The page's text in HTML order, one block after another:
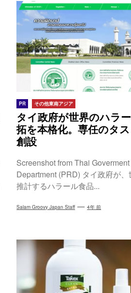
PR その他東南アジア
タイ政府が世界のハラ
拓を本格化。専任のタ
創設
Screenshot from Thai
Department (PRD) タイ政府が
推計するハラール食品...
Salam Groovy Japan Staff 4年 前